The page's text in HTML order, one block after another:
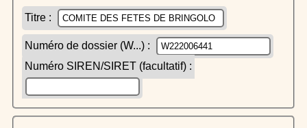
Titre :
Numéro de dossier (W...) :
Numéro SIREN/SIRET (facultatif) :